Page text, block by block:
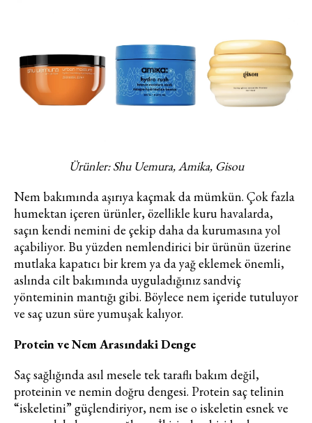
Ürünler: Shu Uemura, Amika, Gisou
Nem bakımında aşırıya kaçmak da mümkün. Çok fazla
humektan içeren ürünler, özellikle kuru havalarda,
saçın kendi nemini de çekip daha da kurumasına yol
açabiliyor. Bu yüzden nemlendirici bir ürünün üzerine
mutlaka kapatıcı bir krem ya da yağ eklemek önemli,
aslında cilt bakımında uyguladığınız sandviç
yönteminin mantığı gibi. Böylece nem içeride tutuluyor
ve saç uzun süre yumuşak kalıyor.
Protein ve Nem Arasındaki Denge
Saç sağlığında asıl mesele tek taraflı bakım değil,
proteinin ve nemin doğru dengesi. Protein saç telinin
“iskeletini” güçlendiriyor, nem ise o iskeletin esnek ve